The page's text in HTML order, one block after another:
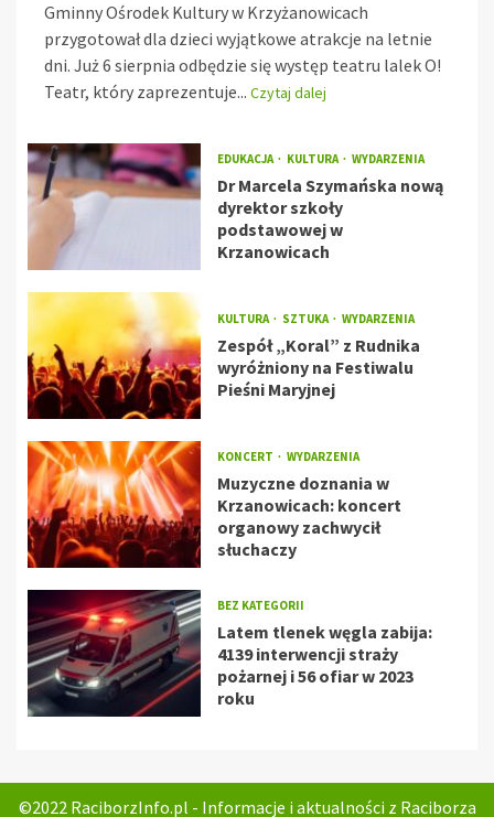
Gminny Ośrodek Kultury w Krzyżanowicach
przygotował dla dzieci wyjątkowe atrakcje na letnie
dni. Już 6 sierpnia odbędzie się występ teatru lalek O!
Teatr, który zaprezentuje... Czytaj dalej
EDUKACJA KULTURA WYDARZENIA
Dr Marcela Szymańska nową
dyrektor szkoły
podstawowej w
Krzanowicach
KULTURA SZTUKA WYDARZENIA
Zespół „Koral” z Rudnika
wyróżniony na Festiwalu
Pieśni Maryjnej
KONCERT WYDARZENIA
Muzyczne doznania w
Krzanowicach: koncert
organowy zachwycił
słuchaczy
BEZ KATEGORII
Latem tlenek węgla zabija:
4139 interwencji straży
pożarnej i 56 ofiar w 2023
roku
©2022 RaciborzInfo.pl - Informacje i aktualności z Raciborza